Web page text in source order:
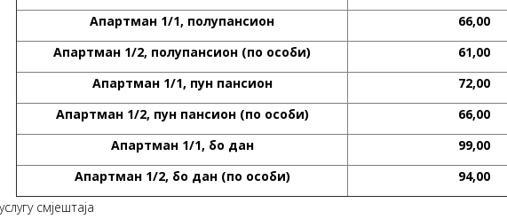
Апартман 1/1, полупансион
66,00
Апартман 1/2, полупансион (по особи)
61,00
Апартман1/1, пун пансион
72,00
Апартман 1/2, пун пансион(по особи)
66,00
Апартман1/1, бо дан
99,00
Апартман1/2, бо дан(по особи)
94,00
смјештаја